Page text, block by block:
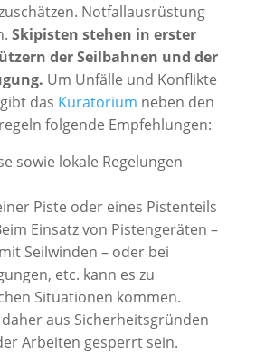
Notfallausrüstung
Skipisten stehen in erster
der Seilbahnen und der
Um Unfälle und Konflikte
das Kuratorium neben den
folgende Empfehlungen:
sowie lokale Regelungen
Piste oder eines Pistenteils
Einsatz von Pistengeräten –
Seilwinden – oder bei
etc. kann es zu
Situationen kommen.
aus Sicherheitsgründen
Arbeiten gesperrt sein.